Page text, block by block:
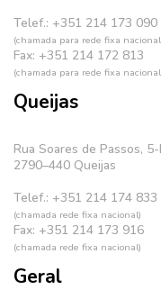
Telef.: +351 214 173 090
(chamada para rede fixa
Fax: +351 214 172 813
(chamada para rede fixa
Queijas
Rua Soares de Passos,
2790–440 Queijas
Telef.: +351 214 174 833
(chamada rede fixa nacional)
Fax: +351 214 173 916
(chamada rede fixa nacional)
Geral